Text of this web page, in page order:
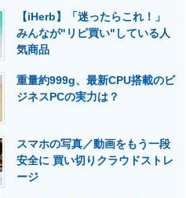
マーケ×ITの今がよく分かる
建設×テクノロジーの最前線
【iHerb】「迷ったらこれ！」
みんなが"リピ買い"している人
気商品
重量約999g、最新CPU搭載のビ
ジネスPCの実力は？
スマホの写真／動画をもう一段
安全に 買い切りクラウドストレ
ージ